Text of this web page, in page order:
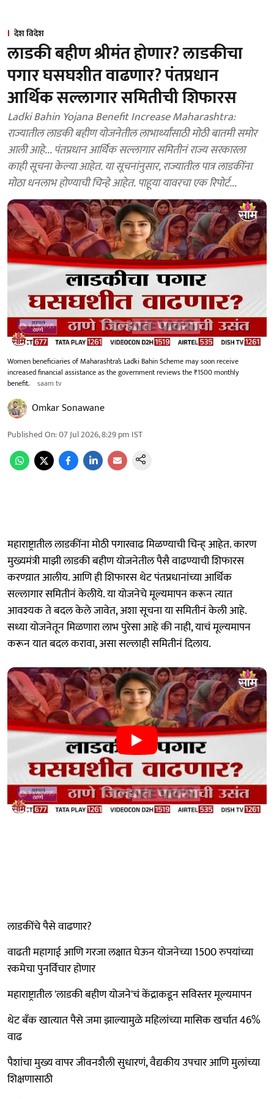
देश विदेश
लाडकी बहीण श्रीमंत होणार? लाडकीचा
पगार घसघशीत वाढणार? पंतप्रधान
आर्थिक सल्लागार समितीची शिफारस
Ladki Bahin Yojana Benefit Increase Maharashtra:
राज्यातील लाडकी बहीण योजनेतील लाभार्थ्यांसाठी मोठी बातमी समोर
आली आहे... पंतप्रधान आर्थिक सल्लागार समितीनं राज्य सरकारला
काही सूचना केल्या आहेत. या सूचनांनुसार, राज्यातील पात्र लाडकींना
मोठा धनलाभ होण्याची चिन्हे आहेत. पाहूया यावरचा एक रिपोर्ट...
Women beneficiaries of Maharashtra’s Ladki Bahin Scheme may soon receive
increased financial assistance as the government reviews the ₹1500 monthly
benefit.
saam tv
Omkar Sonawane
Published On:07 Jul 2026, 8:29 pm IST
महाराष्ट्रातील लाडकींना मोठी पगारवाढ मिळण्याची चिन्ह् आहेत. कारण
मुख्यमंत्री माझी लाडकी बहीण योजनेतील पैसै वाढण्याची शिफारस
करण्य़ात आलीय. आणि ही शिफारस थेट पंतप्रधानांच्या आर्थिक
सल्लागार समितीनं केलीये. या योजनेचे मूल्यमापन करून त्यात
आवश्यक ते बदल केले जावेत, अशा सूचना या समितीनं केली आहे.
सध्या योजनेतून मिळणारा लाभ पुरेसा आहे की नाही, याचं मूल्यमापन
करून यात बदल करावा, असा सल्लाही समितीनं दिलाय.
लाडकींचे पैसे वाढणार?
वाढती महागाई आणि गरजा लक्षात घेऊन योजनेच्या 1500 रुपयांच्या
रकमेचा पुनर्विचार होणार
महाराष्ट्रातील 'लाडकी बहीण योजने'चं केंद्राकडून सविस्तर मूल्यमापन
थेट बँक खात्यात पैसे जमा झाल्यामुळे महिलांच्या मासिक खर्चात 46%
वाढ
पैशांचा मुख्य वापर जीवनशैली सुधारणं, वैद्यकीय उपचार आणि मुलांच्या
शिक्षणासाठी